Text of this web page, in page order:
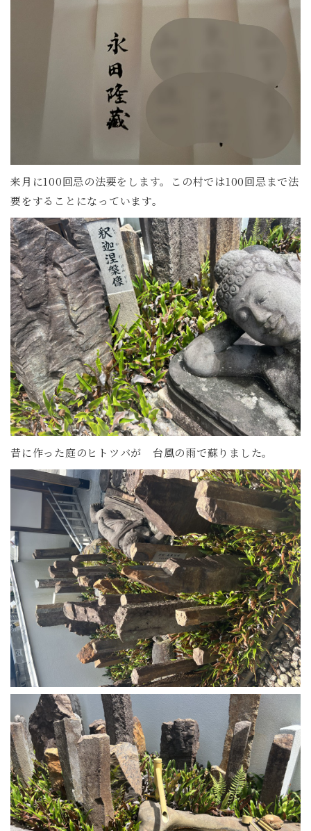
来月に100回忌の法要をします。この村では100回忌まで法
要をすることになっています。
昔に作った庭のヒトツバが 台風の雨で蘇りました。